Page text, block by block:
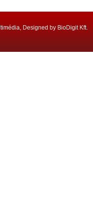
Designed by BioDigit Kft.